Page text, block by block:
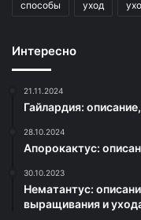
способы уход
Интересно
21.11.2024
Гайлардия:
28.10.2024
Апорокактус:
30.10.2023
Нематантус:
выращивания и